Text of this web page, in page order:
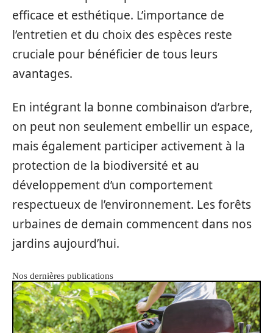
efficace et esthétique. L’importance de
l’entretien et du choix des espèces reste
cruciale pour bénéficier de tous leurs
avantages.
En intégrant la bonne combinaison d’arbre,
on peut non seulement embellir un espace,
mais également participer activement à la
protection de la biodiversité et au
développement d’un comportement
respectueux de l’environnement. Les forêts
urbaines de demain commencent dans nos
jardins aujourd’hui.
Nos dernières publications